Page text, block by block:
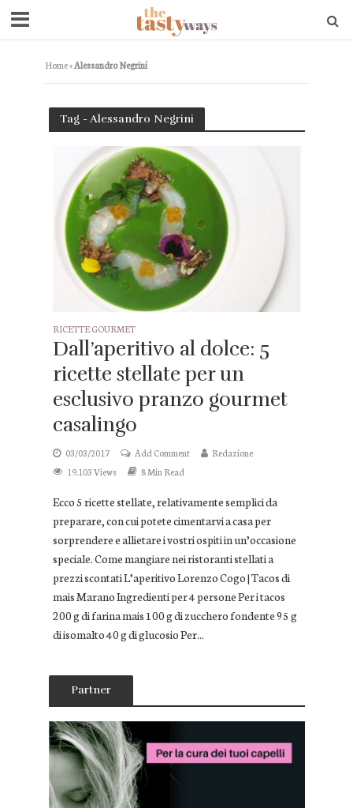
Home»Alessandro Negrini
Tag - Alessandro Negrini
RICETTE GOURMET
Dall’aperitivo al dolce: 5
ricette stellate per un
esclusivo pranzo gourmet
casalingo
03/03/2017 Add Comment
Redazione
19.103 Views
8 Min Read
Ecco 5 ricette stellate, relativamente semplici da
preparare, con cui potete cimentarvi a casa per
sorprendere e allietare i vostri ospiti in un’occasione
speciale. Come mangiare nei ristoranti stellati a
prezzi scontati L’aperitivo Lorenzo Cogo | Tacos di
mais Marano Ingredienti per 4 persone Per i tacos
200 g di farina mais 100 g di zucchero fondente 95 g
di isomalto 40 g di glucosio Per...
Partner